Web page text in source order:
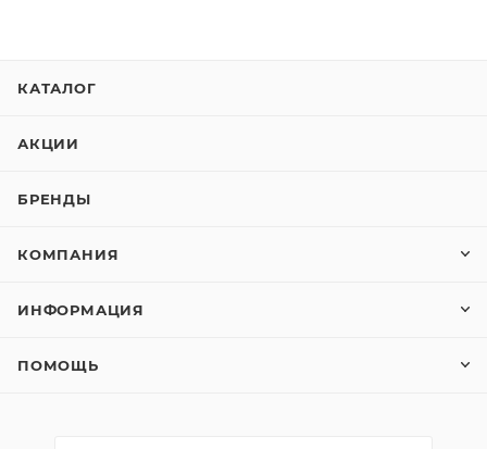
КАТАЛОГ
АКЦИИ
БРЕНДЫ
КОМПАНИЯ
ИНФОРМАЦИЯ
ПОМОЩЬ